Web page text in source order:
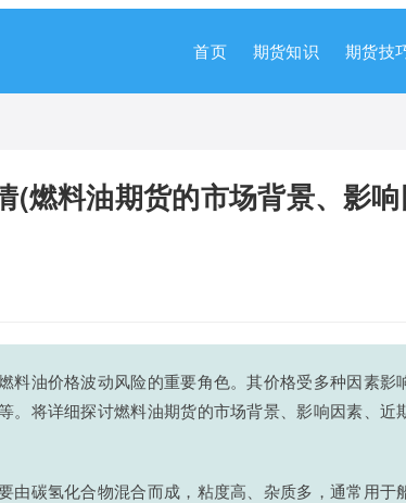
首页 期货知识 期货技
(燃料油期货的市场背景、影
料油价格波动风险的重要角色。其价格受多种因素影
。将详细探讨燃料油期货的市场背景、影响因素、近
由碳氢化合物混合而成，粘度高、杂质多，通常用于